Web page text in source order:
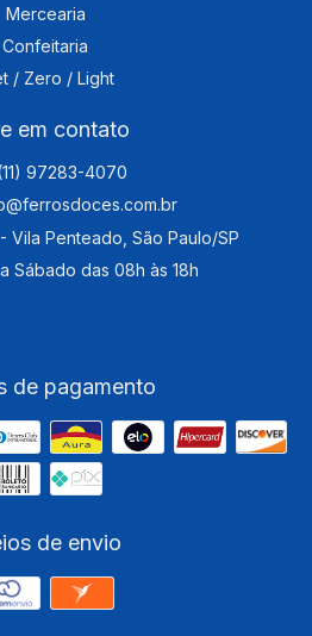
Mercearia
Confeitaria
/ Zero / Light
em contato
97283-4070
Vila Penteado, São Paulo/SP
Sábado das 08h às 18h
de pagamento
de envio